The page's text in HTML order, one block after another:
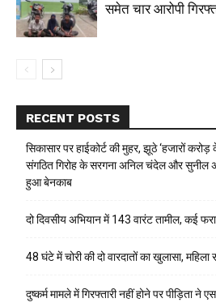
समेत चार आरोपी
RECENT POSTS
सिकासार पर हाईकोर्ट की मुहर, झूठे ‘हजारों
संगठित गिरोह के सरगना अनिल चंदेल और सुनील
हुआ बेनकाब
दो दिवसीय अभियान में 143 वारंट तामील, कई
48 घंटे में चोरी की दो वारदातों का खुलासा, महिला
दुष्कर्म मामले में गिरफ्तारी नहीं होने पर पीड़िता ने